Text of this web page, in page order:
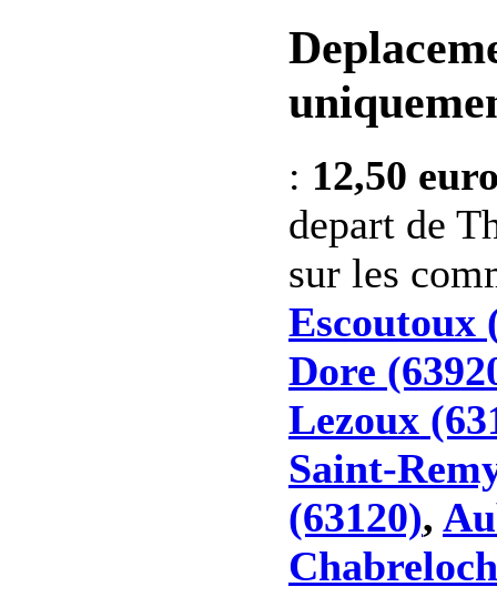
: 12,50
depart de
sur les
Escoutoux
Dore
Lezoux
Saint-
(63120),